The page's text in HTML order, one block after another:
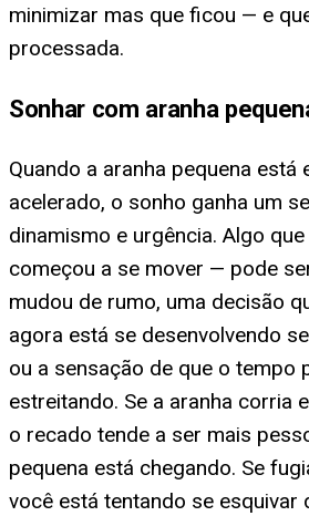
minimizar mas que ficou — e
processada.
Sonhar com aranha
Quando a aranha pequena está
acelerado, o sonho ganha um
dinamismo e urgência. Algo
começou a se mover — pode
mudou de rumo, uma decisão
agora está se desenvolvendo
ou a sensação de que o tempo
estreitando. Se a aranha corria
o recado tende a ser mais
pequena está chegando. Se
você está tentando se esquivar